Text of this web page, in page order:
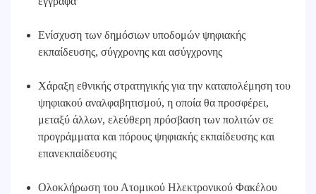
Ενίσχυση των δημόσιων υποδομών ψηφιακής
εκπαίδευσης, σύγχρονης και ασύγχρονης
Χάραξη εθνικής στρατηγικής για την καταπολέμηση του
ψηφιακού αναλφαβητισμού, η οποία θα προσφέρει,
μεταξύ άλλων, ελεύθερη πρόσβαση των πολιτών σε
προγράμματα και πόρους ψηφιακής εκπαίδευσης και
επανεκπαίδευσης
Ολοκλήρωση του Ατομικού Ηλεκτρονικού Φακέλου